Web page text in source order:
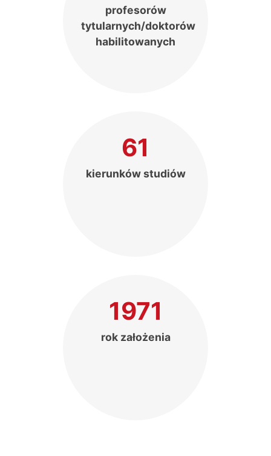
profesorów
tytularnych/doktorów
habilitowanych
61
kierunków studiów
1971
rok założenia